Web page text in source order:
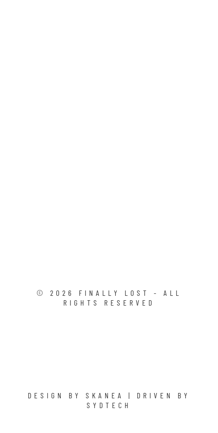
© 2026
FINALLY LOST - ALL
RIGHTS RESERVED
DESIGN BY SKANEA
| DRIVEN BY
SYDTECH